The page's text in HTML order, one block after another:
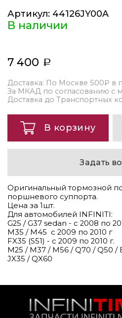
Артикул: 44126JY00A
В наличии
7 400
Доставка: По Москве 500₽ в
За МКАД по согласованию с
Доставка до Транспортных
В корзину
Задать
Оригинальный тормозной
поршневого суппорта.
Цена за 1шт.
Для автомобилей INFINITI:
G25 / G37 sedan - с 2008 по
М35 / М45 c 2009 по 2010 г
FX35 (S51) - с 2009 по 2010 г.
M25 / M37 / M56 / Q70 / Q50 /
JX35 / QX60